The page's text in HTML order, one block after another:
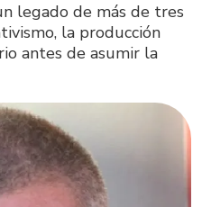
legado de más de tres
la producción
antes de asumir la